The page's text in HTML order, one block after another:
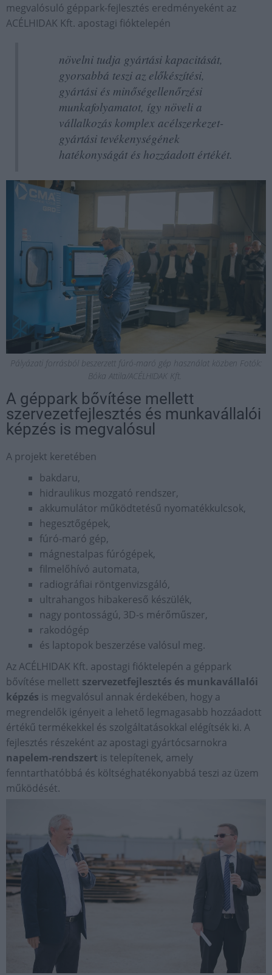
megvalósuló géppark-fejlesztés eredményeként az
ACÉLHIDAK Kft. apostagi fióktelepén
növelni tudja gyártási kapacitását,
gyorsabbá teszi az előkészítési,
gyártási és minőségellenőrzési
munkafolyamatot, így növeli a
vállalkozás komplex acélszerkezet-
gyártási tevékenységének
hatékonyságát és hozzáadott értékét.
Pályázati forrásból beszerzett fúró-maró gép használat közben Fotók:
Bóka Attila/ACÉLHIDAK Kft.
A géppark bővítése mellett
szervezetfejlesztés és munkavállalói
képzés is megvalósul
A projekt keretében
bakdaru,
hidraulikus mozgató rendszer,
akkumulátor működtetésű nyomatékkulcsok,
hegesztőgépek,
fúró-maró gép,
mágnestalpas fúrógépek,
filmelőhívó automata,
radiográfiai röntgenvizsgáló,
ultrahangos hibakereső készülék,
nagy pontosságú, 3D-s mérőműszer,
rakodógép
és laptopok beszerzése valósul meg.
Az ACÉLHIDAK Kft. apostagi fióktelepén a géppark
bővítése mellett szervezetfejlesztés és munkavállalói
képzés is megvalósul annak érdekében, hogy a
megrendelők igényeit a lehető legmagasabb hozzáadott
értékű termékekkel és szolgáltatásokkal elégítsék ki. A
fejlesztés részeként az apostagi gyártócsarnokra
napelem-rendszert is telepítenek, amely
fenntarthatóbbá és költséghatékonyabbá teszi az üzem
működését.